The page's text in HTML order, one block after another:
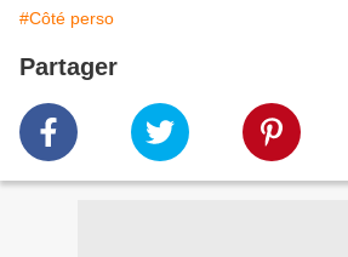
#Côté perso
Partager